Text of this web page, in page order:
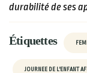
durabilité de ses
Étiquettes
JOURNEE DE L'ENFANT